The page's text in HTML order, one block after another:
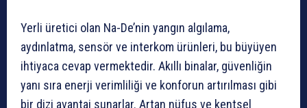
Yerli üretici olan Na-De’nin yangın algılama,
aydınlatma, sensör ve interkom ürünleri, bu büyüyen
ihtiyaca cevap vermektedir. Akıllı binalar, güvenliğin
yanı sıra enerji verimliliği ve konforun artırılması gibi
bir dizi avantaj sunarlar. Artan nüfus ve kentsel